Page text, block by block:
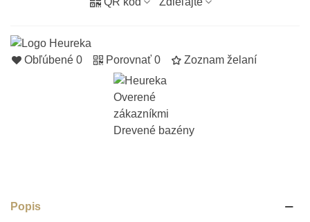
Obľúbené 0 Porovnať 0 Zoznam želaní
Popis